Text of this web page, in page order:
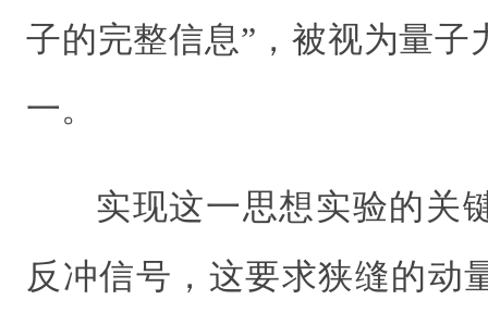
子的完整信息”，被视为量子
一。
实现这一思想实验的关
反冲信号，这要求狭缝的动